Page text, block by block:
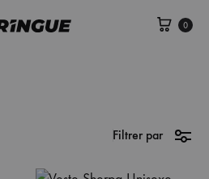
0
Filtrer par